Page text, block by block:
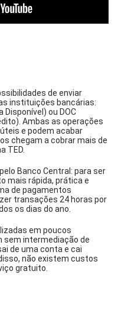
de enviar
instituições bancárias:
ou DOC
Ambas as operações
e podem acabar
chegam a cobrar mais de
TED.
Banco Central: para ser
mais rápida, prática e
de pagamentos
transações 24 horas por
os dias do ano.
em poucos
sem intermediação de
de uma conta e cai
não existem custos
gratuito.